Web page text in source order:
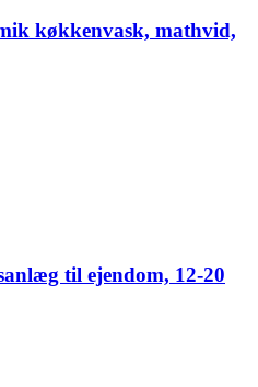
køkkenvask, mathvid,
til ejendom, 12-20